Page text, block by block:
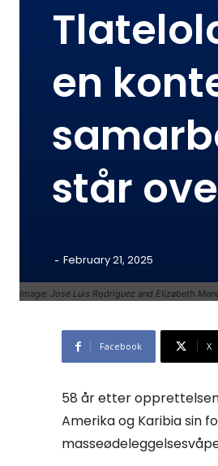
Image: José Luis Rodríguez and Elizabeth
en
står
- February 21, 2025
Facebook X
58 år etter
Amerika og Karibia sin